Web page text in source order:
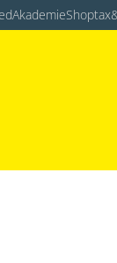
AkademieShop